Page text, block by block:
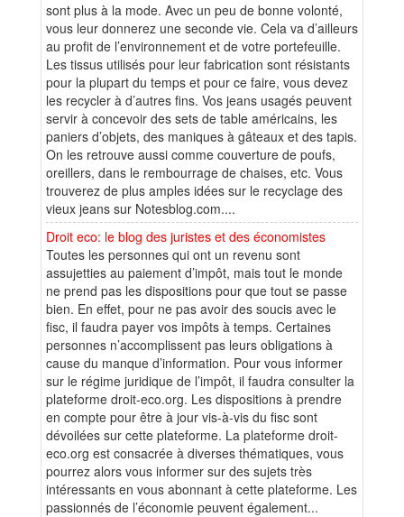
sont plus à la mode. Avec un peu de bonne volonté,
vous leur donnerez une seconde vie. Cela va d’ailleurs
au profit de l’environnement et de votre portefeuille.
Les tissus utilisés pour leur fabrication sont résistants
pour la plupart du temps et pour ce faire, vous devez
les recycler à d’autres fins. Vos jeans usagés peuvent
servir à concevoir des sets de table américains, les
paniers d’objets, des maniques à gâteaux et des tapis.
On les retrouve aussi comme couverture de poufs,
oreillers, dans le rembourrage de chaises, etc. Vous
trouverez de plus amples idées sur le recyclage des
vieux jeans sur Notesblog.com....
Droit eco: le blog des juristes et des économistes
Toutes les personnes qui ont un revenu sont
assujetties au paiement d’impôt, mais tout le monde
ne prend pas les dispositions pour que tout se passe
bien. En effet, pour ne pas avoir des soucis avec le
fisc, il faudra payer vos impôts à temps. Certaines
personnes n’accomplissent pas leurs obligations à
cause du manque d’information. Pour vous informer
sur le régime juridique de l’impôt, il faudra consulter la
plateforme droit-eco.org. Les dispositions à prendre
en compte pour être à jour vis-à-vis du fisc sont
dévoilées sur cette plateforme. La plateforme droit-
eco.org est consacrée à diverses thématiques, vous
pourrez alors vous informer sur des sujets très
intéressants en vous abonnant à cette plateforme. Les
passionnés de l’économie peuvent également...